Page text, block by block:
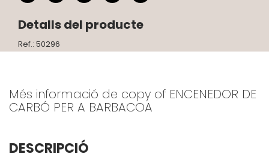
Detalls del producte
Ref.: 50296
Més informació de copy of ENCENEDOR DE
CARBÓ PER A BARBACOA
DESCRIPCIÓ